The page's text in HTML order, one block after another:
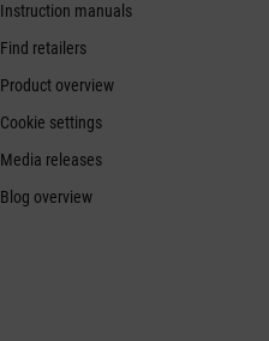
Instruction manuals
Find retailers
Product overview
Cookie settings
Media releases
Blog overview